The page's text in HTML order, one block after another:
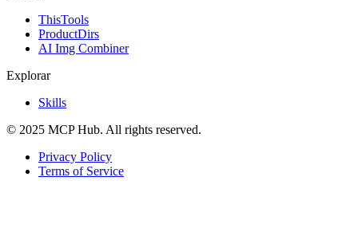
ThisTools
ProductDirs
AI Img Combiner
Explorar
Skills
© 2025 MCP Hub. All rights reserved.
Privacy Policy
Terms of Service